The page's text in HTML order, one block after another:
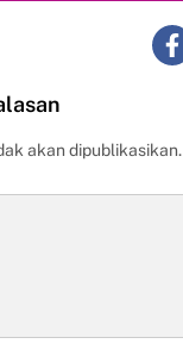
akan dipublikasikan.